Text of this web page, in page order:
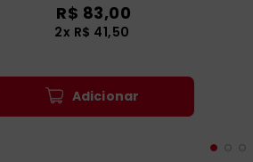
R$ 83,00
2x R$ 41,50
Adicionar